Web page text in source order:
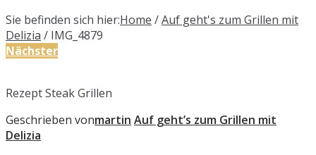
Sie befinden sich hier:Home /Auf geht's zum Grillen mit
Delizia / IMG_4879
Nächster
Rezept Steak Grillen
Geschrieben vonmartin Auf geht’s zum Grillen mit
Delizia